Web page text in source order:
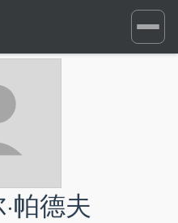
Toggle
帕德夫